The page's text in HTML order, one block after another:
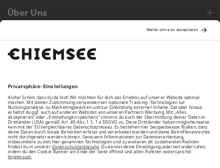
Über Uns
Family
Unsere Vorteile
Unsere Partner